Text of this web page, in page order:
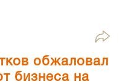
обжаловал
бизнеса на